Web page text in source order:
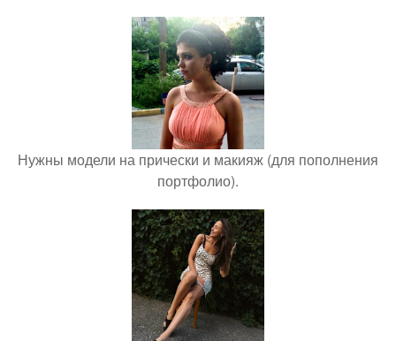
Нужны модели на прически и макияж (для пополнения
портфолио).